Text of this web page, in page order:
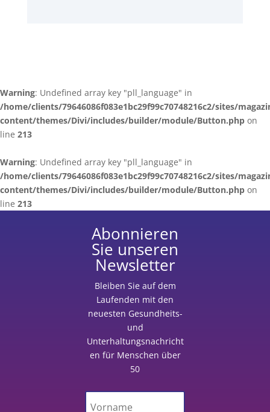
Warning: Undefined array key "pll_language" in
/home/clients/79646086f083e1bc29f99c70748216c2/sites/
content/themes/Divi/includes/builder/module/Button.php on
line 213
Warning: Undefined array key "pll_language" in
/home/clients/79646086f083e1bc29f99c70748216c2/sites/
content/themes/Divi/includes/builder/module/Button.php on
line 213
Abonnieren
Sie unseren
Newsletter
Bleiben Sie auf dem
Laufenden mit den
neuesten Gesundheits-
und
Unterhaltungsnachricht
en für Menschen über
50